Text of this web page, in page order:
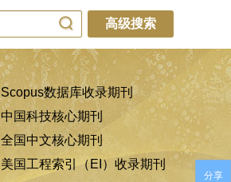
高级搜索
Scopus数据库收录期刊
中国科技核心期刊
全国中文核心期刊
美国工程索引（EI）收录期刊
分享